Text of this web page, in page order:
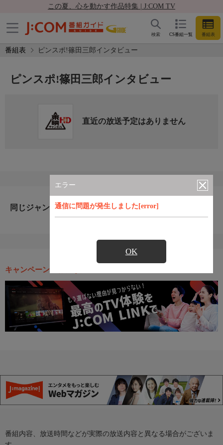
この夏、心を動かす作品特集 | J:COM TV
CS番組一覧 番組表
検索
番組表 ピンスポ!篠田三郎インタビュー
エラー
通信に問題が発生しました[error]
OK
ピンスポ!篠田三郎インタビュー
直近の放送予定はありません
同じジャンルのおすすめ番組
キャンペーン・お得な情報
番組内容、放送時間などが実際の放送内容と異なる場合がございま